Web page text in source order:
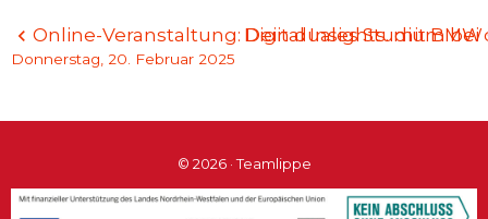
Beitragsnavigation
Online-Veranstaltung: Dein duales Studium
Donnerstag, 20. Februar 2025
Digital Insights. mit BMW
© 2026 · Teamlippe